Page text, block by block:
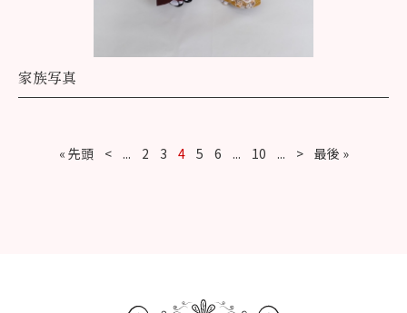
家族写真
« 先頭 < ... 2 3 4 5 6 ... 10 ... > 最後 »